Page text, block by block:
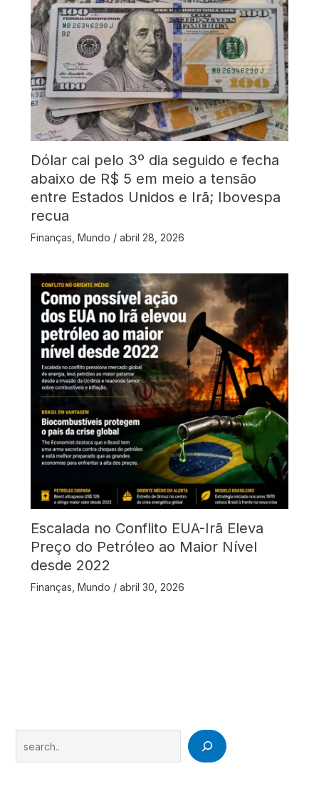
Dólar cai pelo 3º dia seguido e fecha
abaixo de R$ 5 em meio a tensão
entre Estados Unidos e Irã; Ibovespa
recua
Finanças Mundo / abril 28, 2026
Escalada no Conflito EUA-Irã Eleva
Preço do Petróleo ao Maior Nível
desde 2022
Finanças, Mundo / abril 30, 2026